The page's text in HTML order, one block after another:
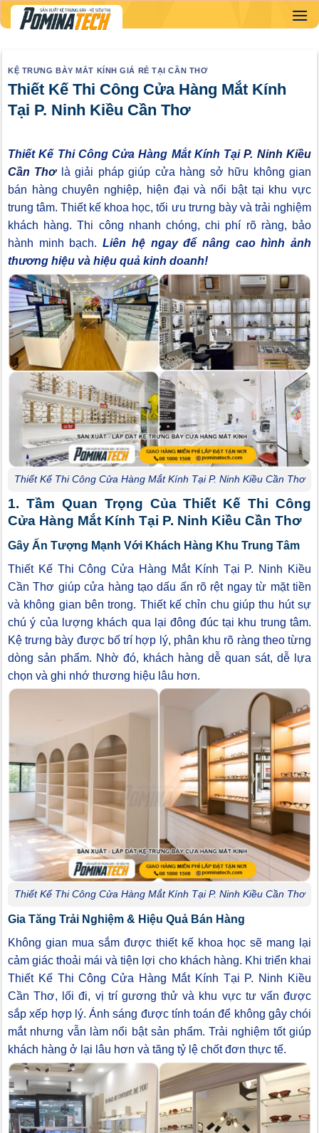
Skip
to
KỆ TRƯNG BÀY MẮT KÍNH GIÁ RẺ TẠI CẦN THƠ
Thiết Kế Thi Công Cửa Hàng Mắt Kính
Tại P. Ninh Kiều Cần Thơ
Thiết Kế Thi Công Cửa Hàng Mắt Kính TạiP. Ninh Kiều
Cần Thơlà giải pháp giúp cửa hàng sở hữu không gian
bán hàng chuyên nghiệp, hiện đại và nổi bật tại khu vực
trung tâm. Thiết kế khoa học, tối ưu trưng bày và trải nghiệm
khách hàng. Thi công nhanh chóng, chi phí rõ ràng, bảo
hành minh bạch.Liên hệ ngay để nâng cao hình ảnh
thương hiệu và hiệu quả kinh doanh!
Thiết Kế Thi Công Cửa Hàng Mắt Kính Tại P. Ninh Kiều Cần Thơ
1. Tầm Quan Trọng Của Thiết Kế Thi Công
Cửa Hàng Mắt Kính Tại P. Ninh Kiều Cần Thơ
Gây Ấn Tượng Mạnh Với Khách Hàng Khu Trung Tâm
Thiết Kế Thi Công Cửa Hàng Mắt Kính Tại P. Ninh Kiều
Cần Thơ giúp cửa hàng tạo dấu ấn rõ rệt ngay từ mặt tiền
và không gian bên trong. Thiết kế chỉn chu giúp thu hút sự
chú ý của lượng khách qua lại đông đúc tại khu trung tâm.
Kệ trưng bày được bố trí hợp lý, phân khu rõ ràng theo từng
dòng sản phẩm. Nhờ đó, khách hàng dễ quan sát, dễ lựa
chọn và ghi nhớ thương hiệu lâu hơn.
Thiết Kế Thi Công Cửa Hàng Mắt Kính Tại P. Ninh Kiều Cần Thơ
Gia Tăng Trải Nghiệm & Hiệu Quả Bán Hàng
Không gian mua sắm được thiết kế khoa học sẽ mang lại
cảm giác thoải mái và tiện lợi cho khách hàng. Khi triển khai
Thiết Kế Thi Công Cửa Hàng Mắt Kính Tại P. Ninh Kiều
Cần Thơ, lối đi, vị trí gương thử và khu vực tư vấn được
sắp xếp hợp lý. Ánh sáng được tính toán để không gây chói
mắt nhưng vẫn làm nổi bật sản phẩm. Trải nghiệm tốt giúp
khách hàng ở lại lâu hơn và tăng tỷ lệ chốt đơn thực tế.